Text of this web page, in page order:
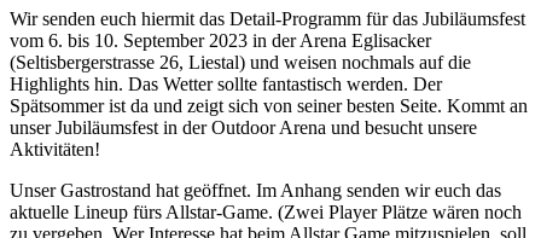
Wir senden euch hiermit das Detail-Programm für das Jubiläumsfest
vom 6. bis 10. September 2023 in der Arena Eglisacker
(Seltisbergerstrasse 26, Liestal) und weisen nochmals auf die
Highlights hin. Das Wetter sollte fantastisch werden. Der
Spätsommer ist da und zeigt sich von seiner besten Seite. Kommt an
unser Jubiläumsfest in der Outdoor Arena und besucht unsere
Aktivitäten!
Unser Gastrostand hat geöffnet. Im Anhang senden wir euch das
aktuelle Lineup fürs Allstar-Game. (Zwei Player Plätze wären noch